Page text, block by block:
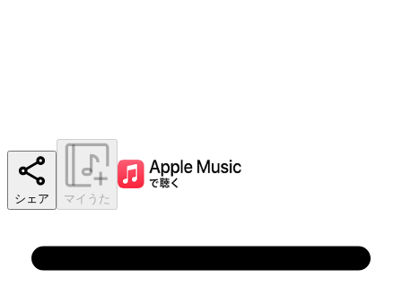
シェア マイうた